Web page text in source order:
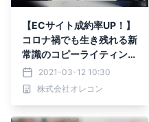
【ECサイト成約率UP！】
コロナ禍でも生き残れる新
常識のコピーライティング
セミナー 『マイクロコピ
ー E-Learning1Day』 3月
20日・22日 オンライン
2021-03-12 10:30
株式会社オレコン